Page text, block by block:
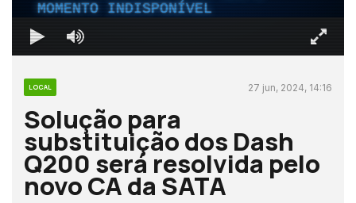
MOMENTO INDISPONÍVEL
LOCAL 27 jun, 2024, 14:16
Solução para
substituição dos Dash
Q200 será resolvida pelo
novo CA da SATA